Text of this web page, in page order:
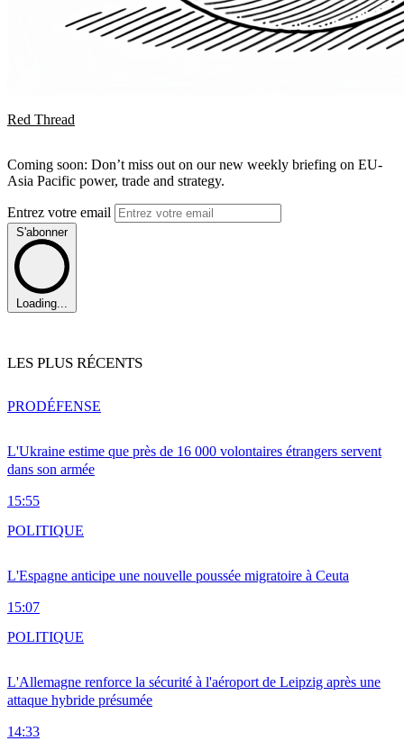
Red Thread
Coming soon: Don’t miss out on our new weekly briefing on EU-
Asia Pacific power, trade and strategy.
Entrez votre email
S'abonner
Loading...
LES PLUS RÉCENTS
L'Ukraine estime que près de 16 000 volontaires étrangers servent
dans son armée
15:55
PRODÉFENSE
L'Espagne anticipe une nouvelle poussée migratoire à Ceuta
15:07
POLITIQUE
L'Allemagne renforce la sécurité à l'aéroport de Leipzig après une
attaque hybride présumée
14:33
POLITIQUE